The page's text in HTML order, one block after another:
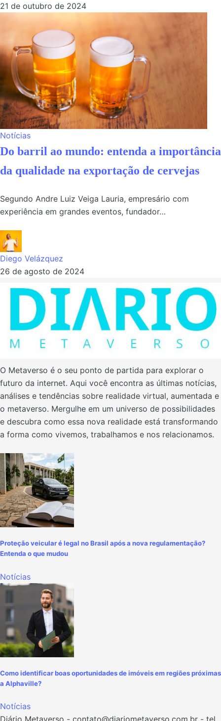
21 de outubro de 2024
Notícias
Do barril ao mundo: entenda a importância
da qualidade na exportação de cervejas
Segundo Andre Luiz Veiga Lauria, empresário com
experiência em grandes eventos, fundador…
Diego Velázquez
26 de agosto de 2024
O Metaverso é o seu ponto de partida para explorar o
futuro da internet. Aqui você encontra as últimas notícias,
análises e tendências sobre realidade virtual, aumentada e
o metaverso. Mergulhe em um universo de possibilidades
e descubra como essa nova realidade está transformando
a forma como vivemos, trabalhamos e nos relacionamos.
Proteção veicular é legal no Brasil após a nova regulamentação?
Entenda o que mudou
Notícias
Como identificar boas oportunidades de imóveis em regiões próximas
a Alphaville?
Notícias
Diário Metaverso - contato@diariometaverso.com.br - tel.